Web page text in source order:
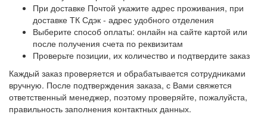
При доставке Почтой укажите адрес проживания, при
доставке ТК Сдэк - адрес удобного отделения
Выберите способ оплаты: онлайн на сайте картой или
после получения счета по реквизитам
Проверьте позиции, их количество и подтвердите заказ
Каждый заказ проверяется и обрабатывается сотрудниками
вручную. После подтверждения заказа, с Вами свяжется
ответственный менеджер, поэтому проверяйте, пожалуйста,
правильность заполнения контактных данных.